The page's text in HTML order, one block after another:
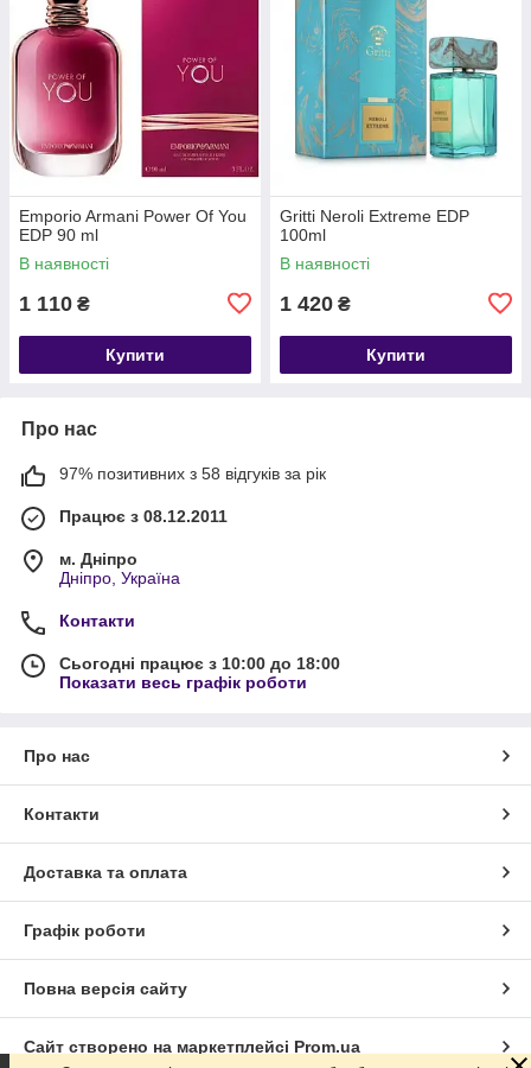
Emporio Armani Power Of You
EDP 90 ml
В наявності
1 110 ₴
Купити
Gritti Neroli Extreme EDP
100ml
В наявності
1 420 ₴
Купити
Про нас
97% позитивних з 58 відгуків за рік
Працює з 08.12.2011
м. Дніпро
Дніпро, Україна
Контакти
Сьогодні працює з 10:00 до 18:00
Показати весь графік роботи
Про нас
Контакти
Доставка та оплата
Графік роботи
Повна версія сайту
Сайт створено на маркетплейсі Prom.ua